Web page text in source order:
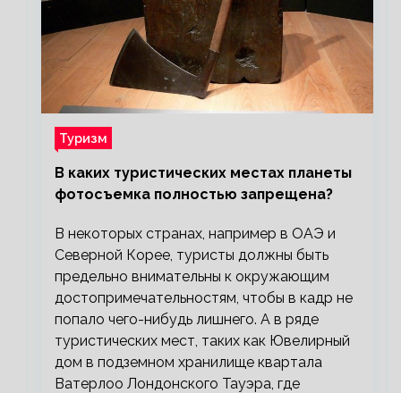
Туризм
В каких туристических местах планеты
фотосъемка полностью запрещена?
В некоторых странах, например в ОАЭ и
Северной Корее, туристы должны быть
предельно внимательны к окружающим
достопримечательностям, чтобы в кадр не
попало чего-нибудь лишнего. А в ряде
туристических мест, таких как Ювелирный
дом в подземном хранилище квартала
Ватерлоо Лондонского Тауэра, где